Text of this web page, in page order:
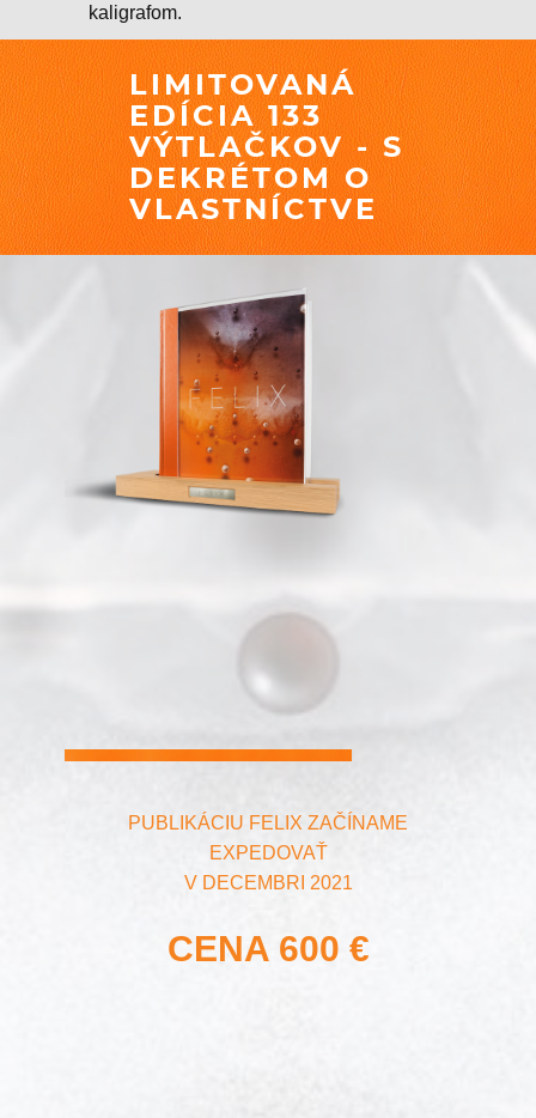
kaligrafom.
LIMITOVANÁ
EDÍCIA 133
VÝTLAČKOV - S
DEKRÉTOM O
VLASTNÍCTVE
PUBLIKÁCIU FELIX ZAČÍNAME
EXPEDOVAŤ
V DECEMBRI 2021
CENA 600 €